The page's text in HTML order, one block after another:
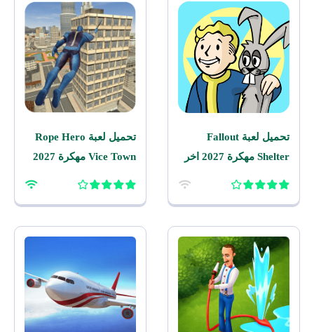
تحميل لعبة Fallout
Shelter مهكرة 2027 اخر
تحميل لعبة Rope Hero
Vice Town مهكرة 2027